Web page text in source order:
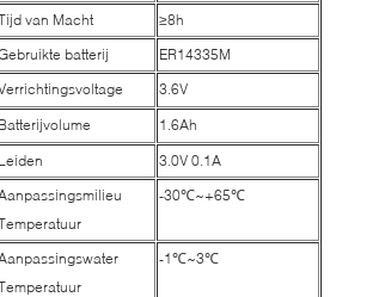
van Macht
≥8h
batterij
ER14335M
3.6V
1.6Ah
3.0V 0.1A
-30℃~+65℃
-1℃~3℃